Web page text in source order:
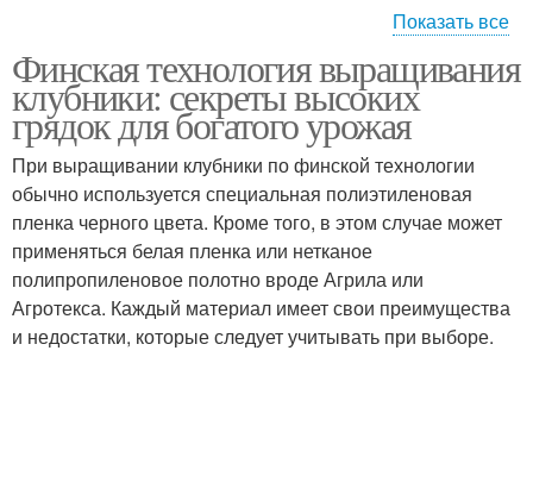
Финская грядка
высоких грядках
Грядка для клубники Грядки под клубнику
Высокая грядка Грядка под клубнику
Показать все
Финская технология выращивания
клубники: секреты высоких
грядок для богатого урожая
При выращивании клубники по финской технологии
обычно используется специальная полиэтиленовая
пленка черного цвета. Кроме того, в этом случае может
применяться белая пленка или нетканое
полипропиленовое полотно вроде Агрила или
Агротекса. Каждый материал имеет свои преимущества
и недостатки, которые следует учитывать при выборе.